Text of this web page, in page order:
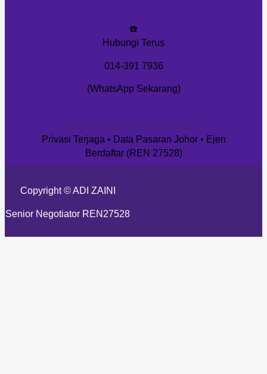
☎️
Hubungi Terus
014-391 7936
(WhatsApp Sekarang)
Semak Nilai Rumah Sekarang
Privasi Terjaga • Data Pasaran Johor • Ejen
Berdaftar (REN 27528)
Copyright © ADI ZAINI
Senior Negotiator REN27528